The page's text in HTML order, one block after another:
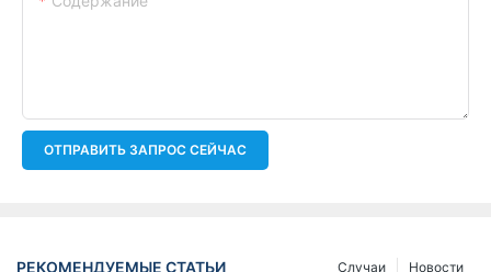
ОТПРАВИТЬ ЗАПРОС СЕЙЧАС
РЕКОМЕНДУЕМЫЕ СТАТЬИ Новости
Случаи